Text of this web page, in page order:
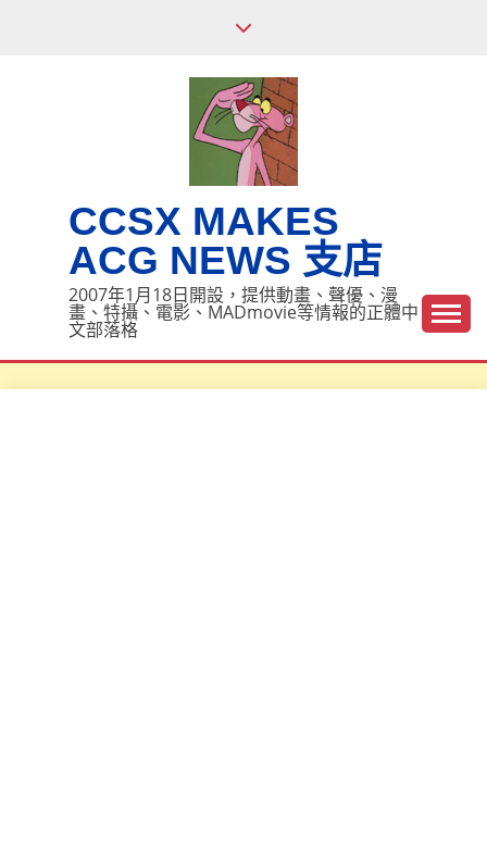
CCSX MAKES
ACG NEWS 支店
2007年1月18日開設，提供動畫、聲優、漫
畫、特攝、電影、MADmovie等情報的正體中
文部落格